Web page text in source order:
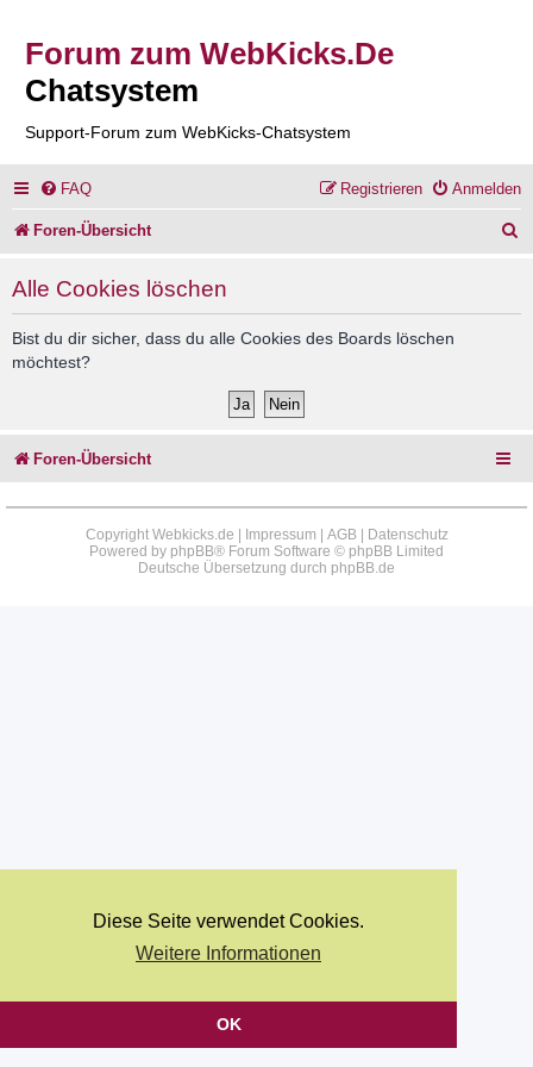
Diese Seite verwendet Cookies.
Weitere Informationen
OK
Forum zum WebKicks.De
Chatsystem
Support-Forum zum WebKicks-Chatsystem
FAQ Anmelden
Registrieren
Foren-Übersicht
Alle Cookies löschen
Bist du dir sicher, dass du alle Cookies des Boards löschen
möchtest?
Foren-Übersicht
Copyright Webkicks.de | Impressum AGB|
Datenschutz
Powered by phpBB® Forum Software © phpBB Limited
Deutsche Übersetzung durch phpBB.de